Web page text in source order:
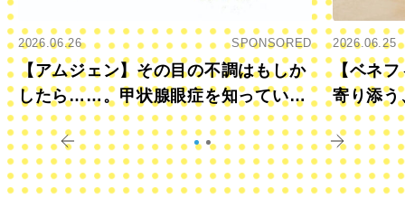
2026.06.26 SPONSORED
【アムジェン】その目の不調はもしか
したら……。甲状腺眼症を知っていま
すか？
2026.06.25
【ベネフ
寄り添う
きに